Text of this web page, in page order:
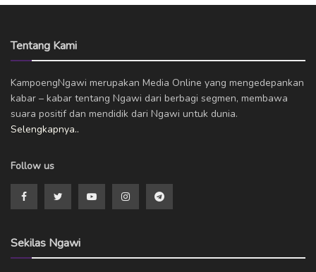
Tentang Kami
KampoengNgawi merupakan Media Online yang mengedepankan
kabar – kabar tentang Ngawi dari berbagi segmen, membawa
suara positif dan mendidik dari Ngawi untuk dunia.
Selengkapnya..
Follow us
Sekilas Ngawi